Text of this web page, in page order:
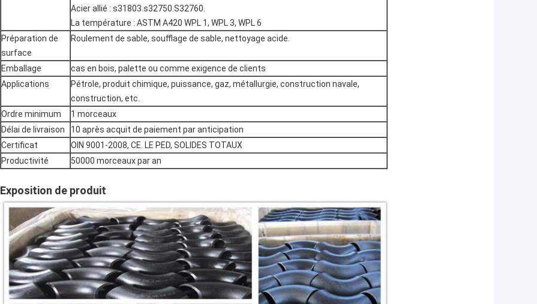
Acier allié : s31803.s32750.S32760.
La température : ASTM A420 WPL 1, WPL 3, WPL 6
Préparation de
surface
Roulement de sable, soufflage de sable, nettoyage acide.
Emballage
cas en bois, palette ou comme exigence de clients
Applications
Pétrole, produit chimique, puissance, gaz, métallurgie, construction navale,
construction, etc.
Ordre minimum
1 morceaux
Délai de livraison
10 après acquit de paiement par anticipation
Certificat
OIN 9001-2008, CE. LE PED, SOLIDES TOTAUX
Productivité
50000 morceaux par an
Exposition de produit